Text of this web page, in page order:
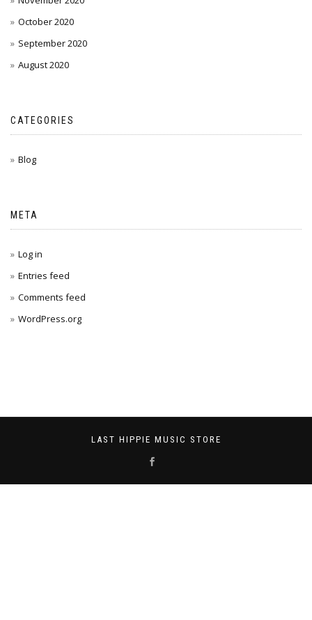
October 2020
September 2020
August 2020
CATEGORIES
Blog
META
Log in
Entries feed
Comments feed
WordPress.org
LAST HIPPIE MUSIC STORE